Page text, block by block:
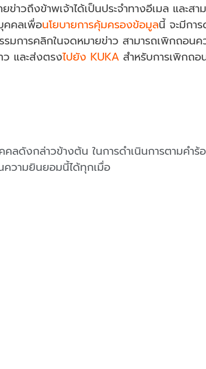
าวถึงข้าพเจ้าได้เป็นประจำทางอีเมล และ
คคลเพื่อนโยบายการคุ้มครองข้อมูลนี้ จะมีกา
มการคลิกในจดหมายข่าว สามารถเพิกถอน
และส่งตรงไปยัง KUKAสำหรับการเพิกถอ
ลดังกล่าวข้างต้น ในการดำเนินการตามคำ
ความยินยอมนี้ได้ทุกเมื่อ